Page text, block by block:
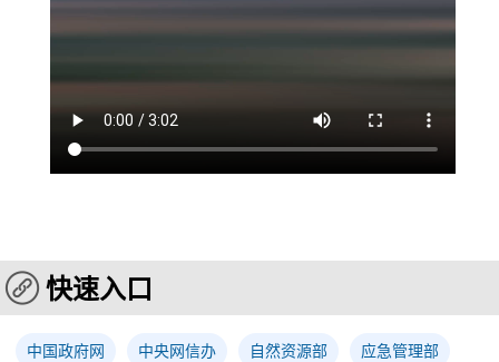
快速入口
中国政府网 中央网信办 自然资源部 应急管理部